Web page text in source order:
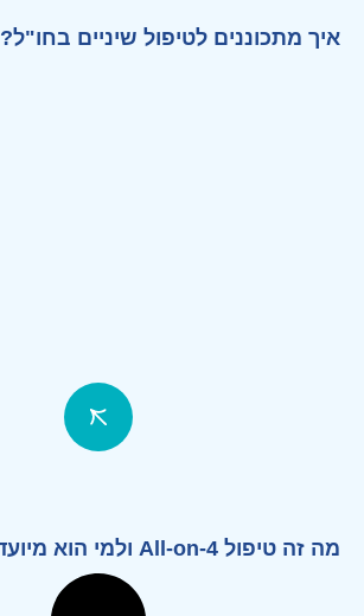
איך מתכוננים לטיפול שיניים בחו"ל?
מה זה טיפול All-on-4 ולמי הוא מיועד?